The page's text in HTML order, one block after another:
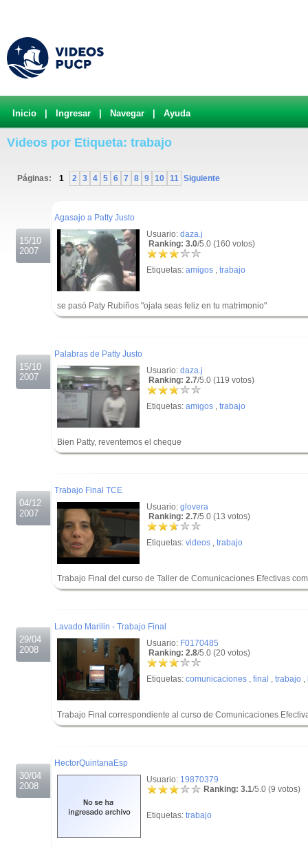
Inicio Ingresar Navegar Ayuda
Videos por Etiqueta: trabajo
Páginas: 1 2 3 4 5 6 7 8 9 10 11 Siguiente
15/10
2007
Agasajo a Patty Justo
Usuario: daza.j
Ranking: 3.0/5.0 (160 votos)
Etiquetas: amigos , trabajo
se pasó Paty Rubiños "ojala seas feliz en tu matrimonio"
15/10
2007
Palabras de Patty Justo
Usuario: daza.j
Ranking: 2.7/5.0 (119 votos)
Etiquetas: amigos , trabajo
Bien Patty, reventemos el cheque
04/12
2007
Trabajo Final TCE
Usuario: glovera
Ranking: 2.7/5.0 (13 votos)
Etiquetas: videos , trabajo
Trabajo Final del curso de Taller de Comunicaciones Efectivas
29/04
2008
Lavado Marilin - Trabajo Final
Usuario: F0170485
Ranking: 2.8/5.0 (20 votos)
Etiquetas: comunicaciones , final , trabajo ,
Trabajo Final correspondiente al curso de Comunicaciones
30/04
2008
HectorQuintanaEsp
Usuario: 19870379
Ranking: 3.1/5.0 (9 votos)
Etiquetas: trabajo